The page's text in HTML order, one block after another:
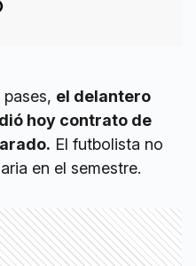
el delantero
hoy contrato de
El futbolista no
en el semestre.